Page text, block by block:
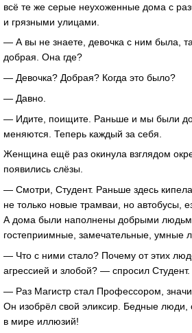
всё те же серые неухоженные дома с
и грязными улицами.
— А вы не знаете, девочка с ним была,
добрая. Она где?
— Девочка? Добрая? Когда это было?
— Давно.
— Идите, поищите. Раньше и мы были
меняются. Теперь каждый за себя.
Женщина ещё раз окинула взглядом
появились слёзы.
— Смотри, Студент. Раньше здесь
не только новые трамваи, но автобусы,
А дома были наполнены добрыми
гостеприимные, замечательные, умные
— Что с ними стало? Почему от этих
агрессией и злобой? — спросил Студент.
— Раз Магистр стал Профессором,
Он изобрёл свой эликсир. Бедные люди,
в мире иллюзий!